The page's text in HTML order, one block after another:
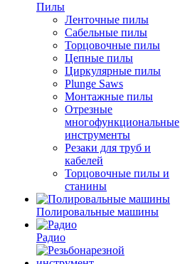
Пилы
Ленточные пилы
Сабельные пилы
Торцовочные пилы
Цепные пилы
Циркулярные пилы
Plunge Saws
Монтажные пилы
Отрезные
многофункциональные
инструменты
Резаки для труб и
кабелей
Торцовочные пилы и
станины
Полировальные машины
Радио